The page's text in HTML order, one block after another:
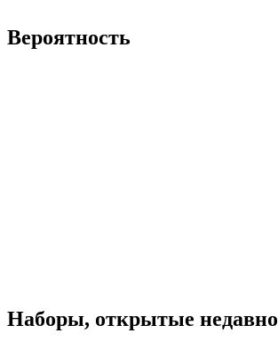
Вероятность
Наборы, открытые недавно